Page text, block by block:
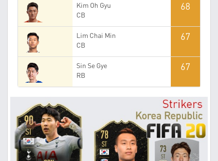
Kim Oh Gyu
CB
68
Lim Chai Min
CB
67
Sin Se Gye
RB
67